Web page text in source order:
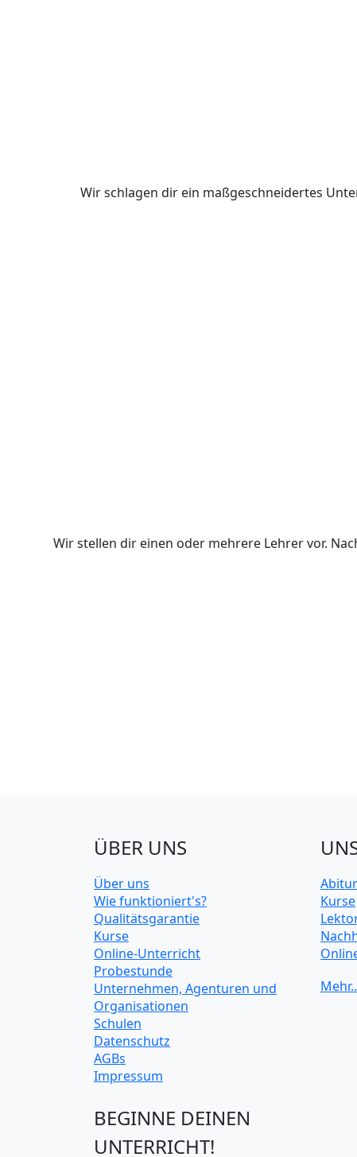
Wir schlagen dir ein maßgeschneidertes
Wir stellen dir einen oder mehrere Lehrer vor.
ÜBER UNS
Über uns
Wie funktioniert's?
Qualitätsgarantie
Kurse
Online-Unterricht
Probestunde
Unternehmen, Agenturen und
Organisationen
Schulen
Datenschutz
AGBs
Impressum
BEGINNE DEINEN
UNTERRICHT!
Abitur
Kurse